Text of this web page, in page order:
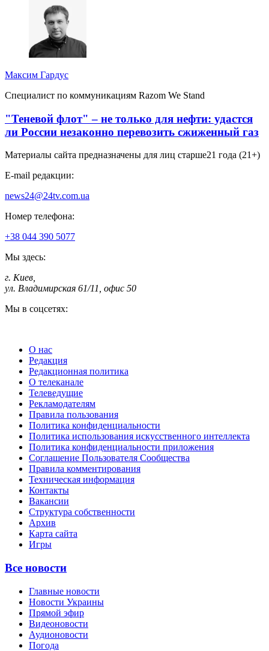
Максим Гардус
Специалист по коммуникациям Razom We Stand
"Теневой флот" – не только для нефти: удастся
ли России незаконно перевозить сжиженный газ
Материалы сайта предназначены для лиц старше21 года (21+)
E-mail редакции:
news24@24tv.com.ua
Номер телефона:
+38 044 390 5077
Мы здесь:
г. Киев
ул. Владимирская 61/11, офис 50
Мы в соцсетях:
О нас
Редакция
Редакционная политика
О телеканале
Телеведущие
Рекламодателям
Правила пользования
Политика конфиденциальности
Политика использования искусственного интеллекта
Политика конфиденциальности приложения
Соглашение Пользователя Сообщества
Правила комментирования
Техническая информация
Контакты
Вакансии
Структура собственности
Архив
Карта сайта
Игры
Все новости
Главные новости
Новости Украины
Прямой эфир
Видеоновости
Аудионовости
Погода